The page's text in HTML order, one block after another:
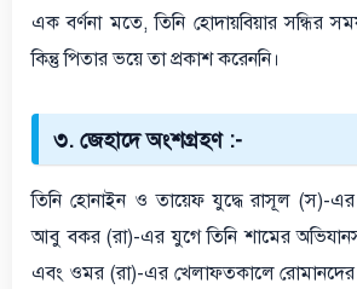
এক বর্ণনা মতে, তিনি হোদায়বিয়ার সন্ধির
কিন্তু পিতার ভয়ে তা প্রকাশ করেননি।
৩. জেহাদে অংশগ্রহণ :-
তিনি হোনাইন ও তায়েফ যুদ্ধে রাসূল (স)-
আবু বকর (রা)-এর যুগে তিনি শামের
এবং ওমর (রা)-এর খেলাফতকালে রোমানদের